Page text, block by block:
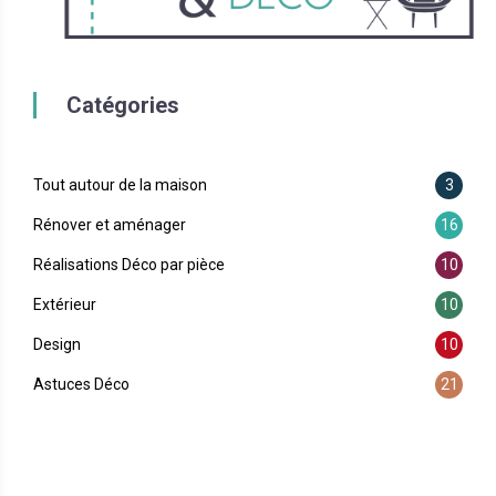
Catégories
Tout autour de la maison 3
Rénover et aménager 16
Réalisations Déco par pièce 10
Extérieur 10
Design 10
Astuces Déco 21